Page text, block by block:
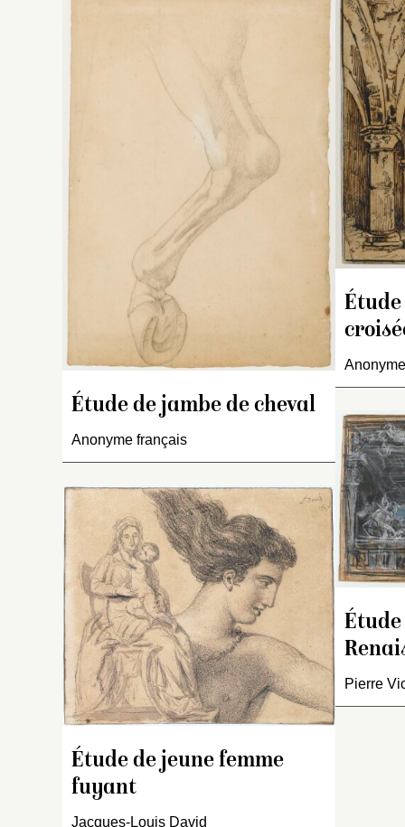
Étude de jambe de cheval
Anonyme français
Étude de jeune femme
fuyant
Jacques-Louis David
Étude
Pierre